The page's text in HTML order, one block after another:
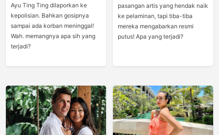
Ayu Ting Ting dilaporkan ke
kepolisian. Bahkan gosipnya
sampai ada korban meninggal!
Wah. memangnya apa sih yang
terjadi?
pasangan artis yang hendak naik
ke pelaminan, tapi tiba-tiba
mereka mengabarkan resmi
putus! Apa yang terjadi?